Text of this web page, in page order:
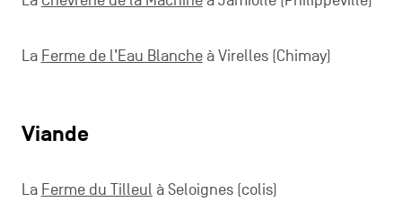
La Ferme de l’Eau Blancheà Virelles (Chimay)
Viande
La Ferme du Tilleul à Seloignes (colis)